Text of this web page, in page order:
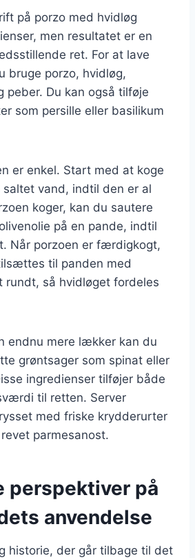
på porzo med hvidløg
men resultatet er en
ret. For at lave
bruge porzo, hvidløg,
peber. Du kan også tilføje
som persille eller basilikum
er enkel. Start med at koge
saltet vand, indtil den er al
koger, kan du sautere
på en pande, indtil
Når porzoen er færdigkogt,
til panden med
rundt, så hvidløget fordeles
endnu mere lækker kan du
grøntsager som spinat eller
ingredienser tilføjer både
til retten. Server
med friske krydderurter
parmesanost.
perspektiver på
anvendelse
historie, der går tilbage til det